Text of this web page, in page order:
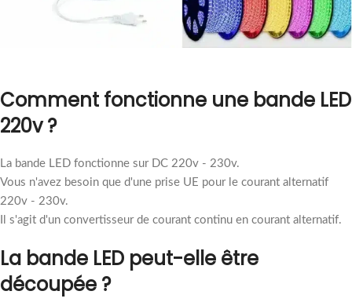
Comment fonctionne une bande LED
220v ?
La bande LED fonctionne sur DC 220v - 230v.
Vous n'avez besoin que d'une prise UE pour le courant alternatif
220v - 230v.
Il s'agit d'un convertisseur de courant continu en courant alternatif.
La bande LED peut-elle être
découpée ?